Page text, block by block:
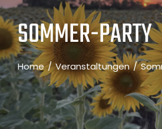
SOMMER-PARTY
Home Veranstaltungen